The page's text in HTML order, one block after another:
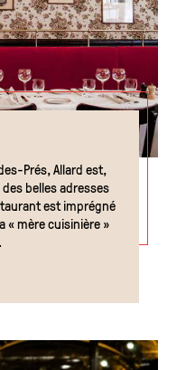
Prés, Allard est,
belles adresses
est imprégné
« mère cuisinière »